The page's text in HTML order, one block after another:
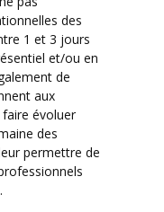
des
1 et 3 jours
et/ou en
de
aux
évoluer
des
permettre de